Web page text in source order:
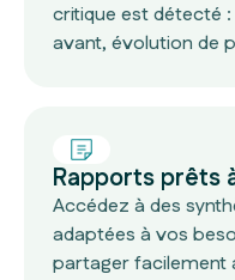
critique est détecté
avant, évolution de
Rapports prêts
Accédez à des
adaptées à vos
partager facilement